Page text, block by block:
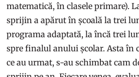
matematică, în clasele primare).
sprijin a apărut în școală la trei
programa adaptată, la încă trei
spre finalul anului școlar. Asta în
ce au urmat, s-au schimbat cam